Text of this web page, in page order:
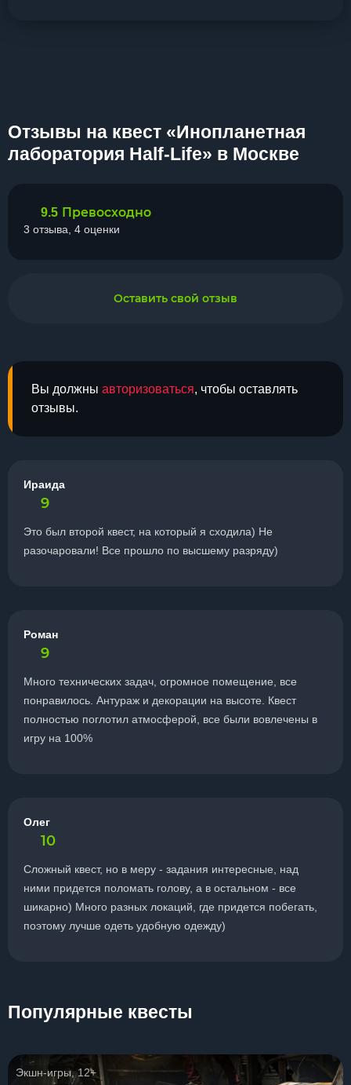
Отзывы на квест «Инопланетная
лаборатория Half-Life» в Москве
Вы должны авторизоваться, чтобы оставлять
отзывы.
Ираида
9
Это был второй квест, на который я сходила) Не
разочаровали! Все прошло по высшему разряду)
Роман
9
Много технических задач, огромное помещение, все
понравилось. Антураж и декорации на высоте. Квест
полностью поглотил атмосферой, все были вовлечены в
игру на 100%
Олег
10
Сложный квест, но в меру - задания интересные, над
ними придется поломать голову, а в остальном - все
шикарно) Много разных локаций, где придется побегать,
поэтому лучше одеть удобную одежду)
9.5 Превосходно
3 отзыва, 4 оценки
Оставить свой отзыв
Популярные квесты
Экшн-игры, 12+